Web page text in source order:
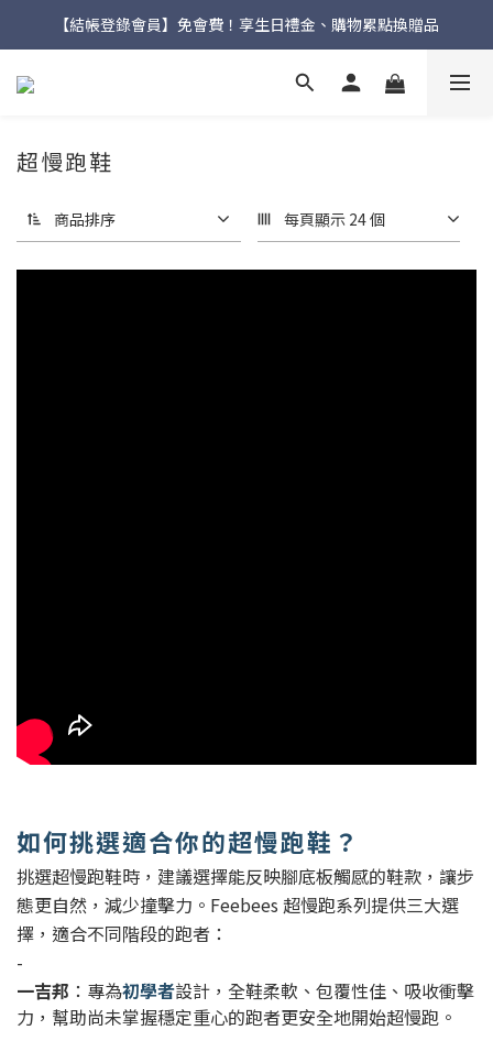
新品上市🔥九天聯名環台款【一吉邦火焰紅】
【結帳登錄會員】免會費！享生日禮金、購物累點換贈品
夏日快閃優惠🏖️滿額送流動輕壓縮襪✨
超慢跑鞋
商品排序 每頁顯示 24 個
如何挑選適合你的超慢跑鞋？
挑選超慢跑鞋時，建議選擇能反映腳底板觸感的鞋款，讓步
態更自然，減少撞擊力。Feebees 超慢跑系列提供三大選
擇，適合不同階段的跑者：
-
一吉邦 ：專為初學者設計，全鞋柔軟、包覆性佳、吸收衝擊
力，幫助尚未掌握穩定重心的跑者更安全地開始超慢跑。